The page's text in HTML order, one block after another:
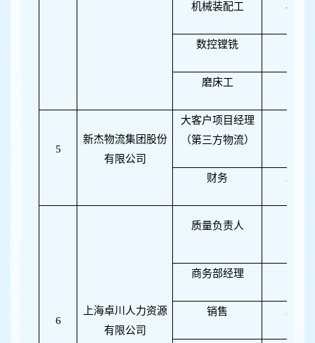
机械装配工 4
数控镗铣
磨床工
5
新杰物流集团股份
有限公司
大客户项目经理
（第三方物流）
财务 2
6
上海卓川人力资源
有限公司
质量负责人
商务部经理
销售 3